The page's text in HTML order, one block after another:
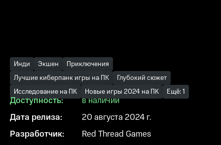
Инди Экшен
Приключения
Лучшие киберпанк игры на ПК
Глубокий сюжет
Исследование на ПК
Новые игры 2024 на ПК Ещё: 1
Доступность:
в наличии
Дата релиза:
20 августа 2024 г.
Разработчик:
Red Thread Games